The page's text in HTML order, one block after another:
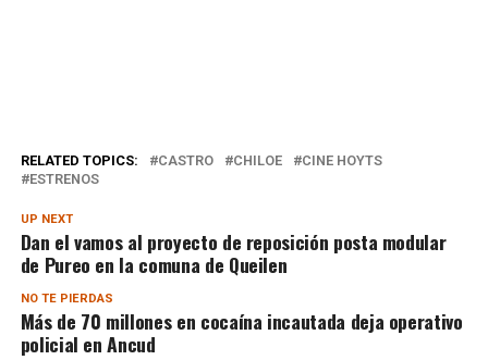
RELATED TOPICS: CASTRO CHILOE
CINE HOYTS
ESTRENOS
UP NEXT
Dan el vamos al proyecto de reposición posta modular
de Pureo en la comuna de Queilen
NO TE PIERDAS
Más de 70 millones en cocaína incautada deja operativo
policial en Ancud